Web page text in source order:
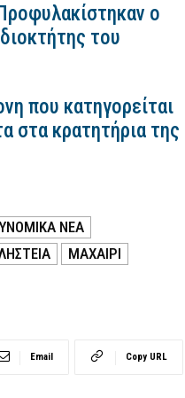
ο
του
που κατηγορείται
στα κρατητήρια της
ΝΕΑ
ΜΑΧΑΙΡΙ
Email Copy URL